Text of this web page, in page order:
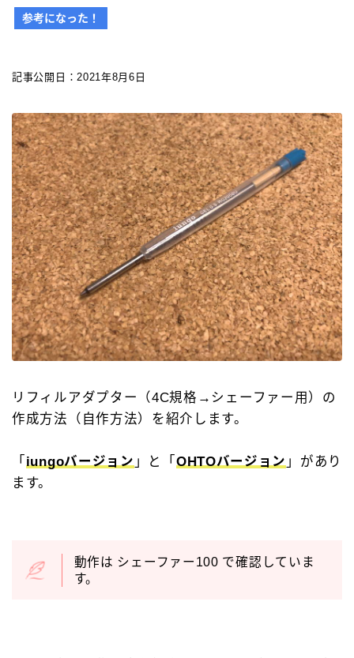
万年筆（兄弟サイト）
ボールペンをシャープペンに改造
ジェットストリーム カスタマイズ 記事一覧
アクロインキ カスタマイズ 記事一覧
4C規格（D型）リフィルアダプターの作り方 記事一
覧
お店・工房 一覧
リフィルの種類
キーワードで絞り込む
検索
参考になった！
記事公開日：2021年8月6日
リフィルアダプター（4C規格→シェーファー用）の
作成方法（自作方法）を紹介します。
「 iungoバージョン 」と「 OHTOバージョン 」があり
ます。
動作は シェーファー100 で確認していま
す。